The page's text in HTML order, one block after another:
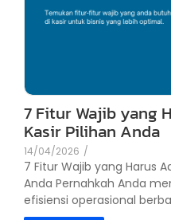
7 Fitur Wajib yang
Kasir Pilihan Anda
14/04/2026 /
7 Fitur Wajib yang Harus
Anda Pernahkah Anda
efisiensi operasional